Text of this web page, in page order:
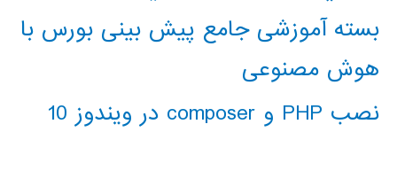
بسته آموزشی جامع پیش بینی بورس با
هوش مصنوعی
نصب PHP و composer در ویندوز 10